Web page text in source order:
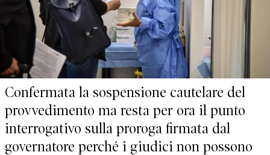
Confermata la sospensione cautelare del
provvedimento ma resta per ora il punto
interrogativo sulla proroga firmata dal
governatore perché i giudici non possono